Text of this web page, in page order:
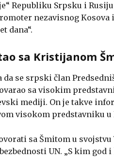
Republiku Srpsku i
nezavisnog
dana“.
sa Kristijanom
se srpski član
sa visokim
mediji. On je takve
visokom predstavniku
sa Šmitom u
UN. „S kim god